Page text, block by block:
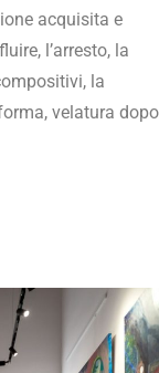
acquisita e
l’arresto, la
la
velatura dopo